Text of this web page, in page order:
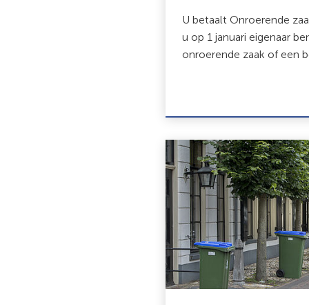
U betaalt Onroerende
u op 1 januari eigenaar
onroerende zaak of een